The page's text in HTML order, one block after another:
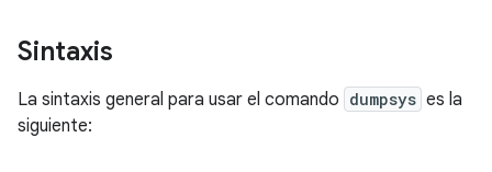
Sintaxis
La sintaxis general para usar el comando dumpsys es la
siguiente: